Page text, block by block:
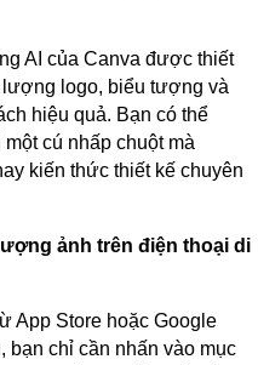
AI của Canva được thiết
lượng logo, biểu tượng và
hiệu quả. Bạn có thể
cú nhấp chuột mà
kiến thức thiết kế chuyên
ảnh trên điện thoại di
App Store hoặc Google
bạn chỉ cần nhấn vào mục